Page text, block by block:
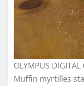
OLYMPUS DIGITAL
Muffin myrtilles